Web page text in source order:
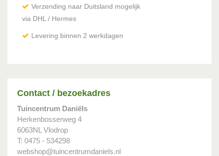
Verzending naar Duitsland mogelijk
via DHL / Hermes
Levering binnen 2 werkdagen
Contact / bezoekadres
Tuincentrum Daniëls
Herkenbosserweg 4
6063NL Vlodrop
T: 0475 - 534298
webshop@tuincentrumdaniels.nl